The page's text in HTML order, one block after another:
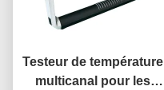
Testeur de température
multicanal pour les